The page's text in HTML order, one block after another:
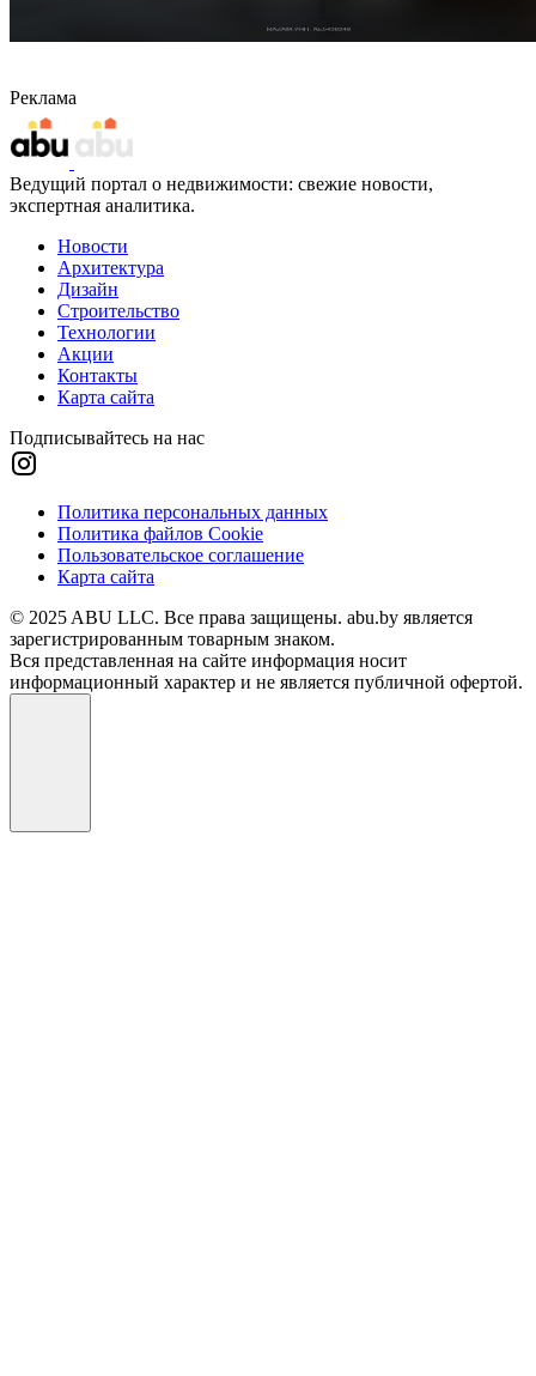
Реклама
Ведущий портал о недвижимости: свежие новости,
экспертная аналитика.
Новости
Архитектура
Дизайн
Строительство
Технологии
Акции
Контакты
Карта сайта
Подписывайтесь на нас
Политика персональных данных
Политика файлов Cookie
Пользовательское соглашение
Карта сайта
© 2025 ABU LLC. Все права защищены. abu.by является
зарегистрированным товарным знаком.
Вся представленная на сайте информация носит
информационный характер и не является публичной офертой.